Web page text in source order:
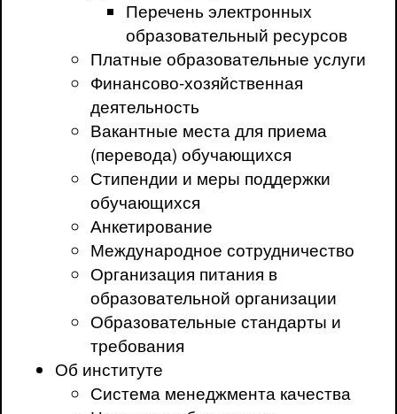
Перечень электронных
образовательный ресурсов
Платные образовательные услуги
Финансово-хозяйственная
деятельность
Вакантные места для приема
(перевода) обучающихся
Стипендии и меры поддержки
обучающихся
Анкетирование
Международное сотрудничество
Организация питания в
образовательной организации
Образовательные стандарты и
требования
Об институте
Система менеджмента качества